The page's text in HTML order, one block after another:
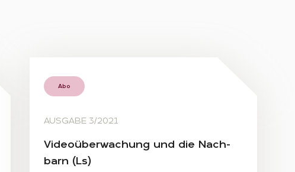
Abo
AUSGABE 3/2021
Vi­deo­über­wa­chung und die Nach­
barn (Ls)